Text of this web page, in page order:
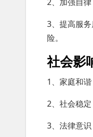
3、提高服
险。
社会影
1、家庭和
2、社会稳
3、法律意